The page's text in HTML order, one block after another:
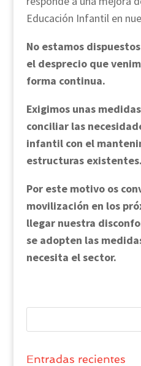
Educación Infantil en
No estamos
el desprecio que
forma continua.
Exigimos unas
conciliar las
infantil con el
estructuras existentes.
Por este motivo os
movilización en los
llegar nuestra
se adopten las
necesita el sector.
Entradas recientes